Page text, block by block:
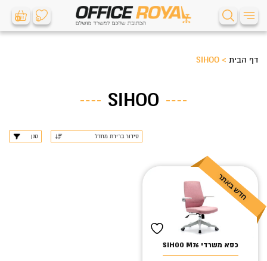
0 0
דף הבית >
SIHOO
SIHOO
סנן
כסא משרדי SIHOO M76